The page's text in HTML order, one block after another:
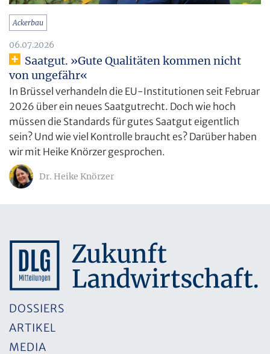
Ackerbau
06.07.2026
Saatgut. »Gute Qualitäten kommen nicht
von ungefähr«
In Brüssel verhandeln die EU-Institutionen seit Februar
2026 über ein neues Saatgutrecht. Doch wie hoch
müssen die Standards für gutes Saatgut eigentlich
sein? Und wie viel Kontrolle braucht es? Darüber haben
wir mit Heike Knörzer gesprochen.
Dr. Heike Knörzer
DOSSIERS
ARTIKEL
MEDIA